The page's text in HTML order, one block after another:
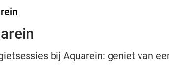
bij Aquarein: geniet van